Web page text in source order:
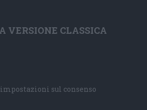
VERSIONE CLASSICA
sul consenso